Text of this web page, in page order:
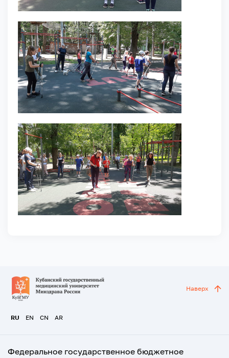
RU EN CN AR
Наверх
Федеральное государственное бюджетное